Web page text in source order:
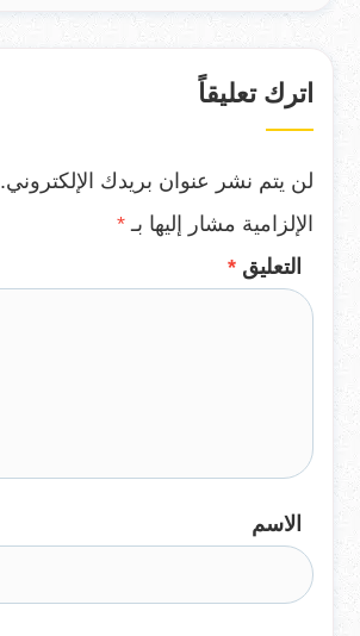
اترك تعليقاً
لن يتم نشر عنوان بريدك الإلكتروني.
الإلزامية مشار إليها بـ *
التعليق *
الاسم